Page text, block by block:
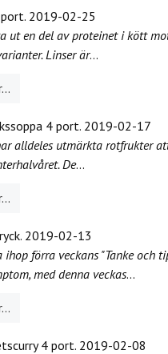
2019-02-25
ut en del av proteinet i kött
Linser är...
4 port. 2019-02-17
alldeles utmärkta rotfrukter
De...
2019-02-13
ihop förra veckans "Tanke och
med denna veckas...
4 port. 2019-02-08